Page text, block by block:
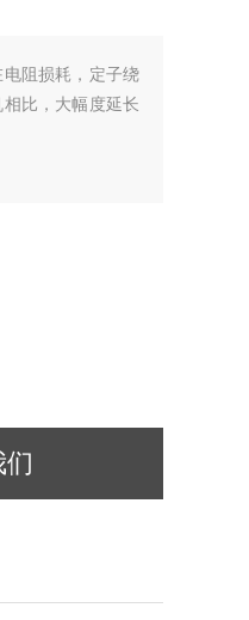
阻损耗，定子绕
比，大幅度延长
们